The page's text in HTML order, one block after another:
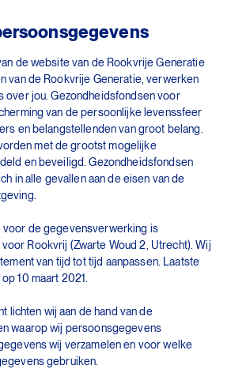
0%
de website van de Rookvrije Generatie
van de Rookvrije Generatie, verwerken
over jou. Gezondheidsfondsen voor
van de persoonlijke levenssfeer
en belangstellenden van groot belang.
met de grootst mogelijke
en beveiligd. Gezondheidsfondsen
in alle gevallen aan de eisen van de
de gegevensverwerking is
Rookvrij (Zwarte Woud 2, Utrecht). Wij
van tijd tot tijd aanpassen. Laatste
10 maart 2021.
lichten wij aan de hand van de
waarop wij persoonsgegevens
wij verzamelen en voor welke
gebruiken.